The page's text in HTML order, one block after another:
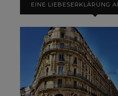
EINE LIEBESERKLÄRUNG